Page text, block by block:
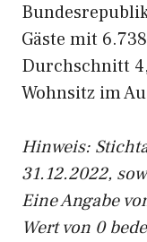
Gäste mit
Durchschnitt
Wohnsitz im
Hinweis:
31.12.2022,
Eine Angabe
Wert von 0